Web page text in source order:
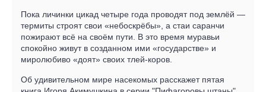
Пока личинки цикад четыре года проводят под землёй —
термиты строят свои «небоскрёбы», а стаи саранчи
пожирают всё на своём пути. В это время муравьи
спокойно живут в созданном ими «государстве» и
миролюбиво «доят» своих тлей-коров.
Об удивительном мире насекомых расскажет пятая